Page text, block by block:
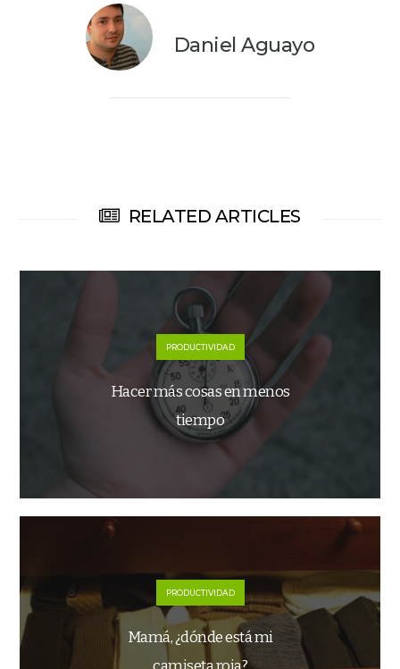
Daniel Aguayo
RELATED ARTICLES
PRODUCTIVIDAD
Hacer más cosas en menos
tiempo
PRODUCTIVIDAD
Mamá, ¿dónde está mi